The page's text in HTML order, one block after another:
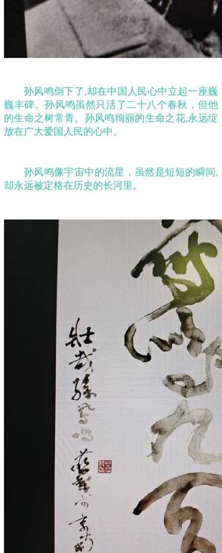
孙风鸣倒下了,却在中国人民心中立起一座巍
巍丰碑。孙风鸣虽然只活了二十八个春秋，但他
的生命之树常青。孙风鸣绚丽的生命之花,永远绽
放在广大爱国人民的心中。
孙风鸣像宇宙中的流星，虽然是短短的瞬间,
却永远被定格在历史的长河里。